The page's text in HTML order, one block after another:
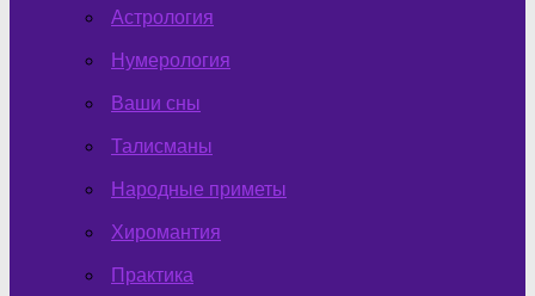
Астрология
Нумерология
Ваши сны
Талисманы
Народные приметы
Хиромантия
Практика